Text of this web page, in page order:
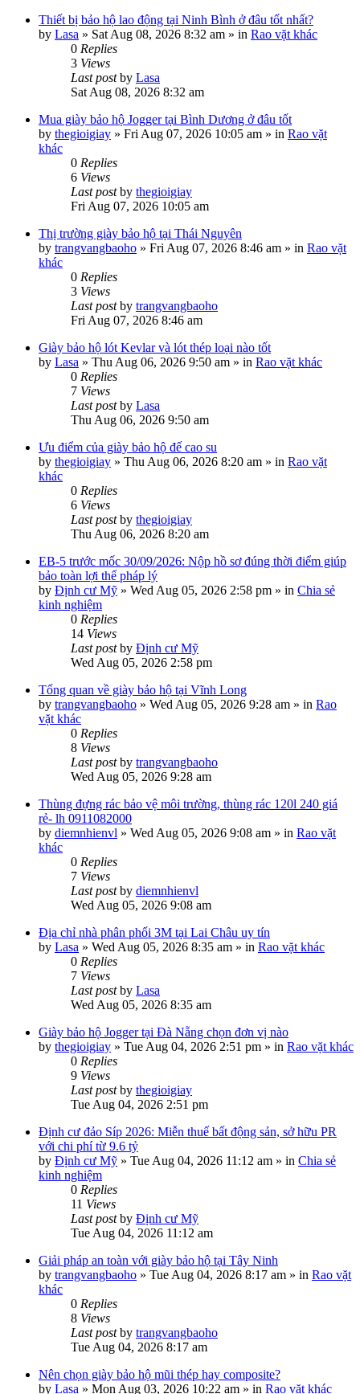
Thiết bị bảo hộ lao động tại Ninh Bình ở đâu tốt nhất?
by Lasa » Sat Aug 08, 2026 8:32 am » in Rao vặt khác
0 Replies
3 Views
Last postby Lasa
Sat Aug 08, 2026 8:32 am
Mua giày bảo hộ Jogger tại Bình Dương ở đâu tốt
by thegioigiay » Fri Aug 07, 2026 10:05 am » in Rao vặt
khác
0 Replies
6 Views
Last postby thegioigiay
Fri Aug 07, 2026 10:05 am
Thị trường giày bảo hộ tại Thái Nguyên
by trangvangbaoho » Fri Aug 07, 2026 8:46 am » in Rao vặt
khác
0 Replies
3 Views
Last postby trangvangbaoho
Fri Aug 07, 2026 8:46 am
Giày bảo hộ lót Kevlar và lót thép loại nào tốt
by Lasa » Thu Aug 06, 2026 9:50 am » in Rao vặt khác
0 Replies
7 Views
Last postby Lasa
Thu Aug 06, 2026 9:50 am
Ưu điểm của giày bảo hộ đế cao su
by thegioigiay » Thu Aug 06, 2026 8:20 am » in Rao vặt
khác
0 Replies
6 Views
Last postby thegioigiay
Thu Aug 06, 2026 8:20 am
EB-5 trước mốc 30/09/2026: Nộp hồ sơ đúng thời điểm giúp
bảo toàn lợi thế pháp lý
by Định cư Mỹ » Wed Aug 05, 2026 2:58 pm » in Chia sẻ
kinh nghiệm
0 Replies
14 Views
Last postby Định cư Mỹ
Wed Aug 05, 2026 2:58 pm
Tổng quan về giày bảo hộ tại Vĩnh Long
by trangvangbaoho » Wed Aug 05, 2026 9:28 am » in Rao
vặt khác
0 Replies
8 Views
Last postby trangvangbaoho
Wed Aug 05, 2026 9:28 am
Thùng đựng rác bảo vệ môi trường, thùng rác 120l 240 giá
rẻ- lh 0911082000
by diemnhienvl » Wed Aug 05, 2026 9:08 am » in Rao vặt
khác
0 Replies
7 Views
Last postby diemnhienvl
Wed Aug 05, 2026 9:08 am
Địa chỉ nhà phân phối 3M tại Lai Châu uy tín
by Lasa » Wed Aug 05, 2026 8:35 am » in Rao vặt khác
0 Replies
7 Views
Last postby Lasa
Wed Aug 05, 2026 8:35 am
Giày bảo hộ Jogger tại Đà Nẵng chọn đơn vị nào
by thegioigiay » Tue Aug 04, 2026 2:51 pm » in Rao vặt khác
0 Replies
9 Views
Last postby thegioigiay
Tue Aug 04, 2026 2:51 pm
Định cư đảo Síp 2026: Miễn thuế bất động sản, sở hữu PR
với chi phí từ 9.6 tỷ
by Định cư Mỹ » Tue Aug 04, 2026 11:12 am » in Chia sẻ
kinh nghiệm
0 Replies
11 Views
Last postby Định cư Mỹ
Tue Aug 04, 2026 11:12 am
Giải pháp an toàn với giày bảo hộ tại Tây Ninh
by trangvangbaoho » Tue Aug 04, 2026 8:17 am » in Rao vặt
khác
0 Replies
8 Views
Last postby trangvangbaoho
Tue Aug 04, 2026 8:17 am
Nên chọn giày bảo hộ mũi thép hay composite?
by Lasa » Mon Aug 03, 2026 10:22 am » in Rao vặt khác